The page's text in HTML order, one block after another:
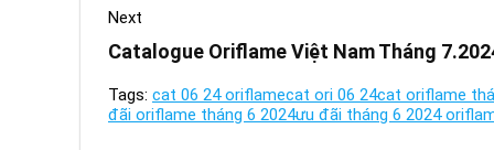
Next
Catalogue Oriflame Việt Nam Tháng
Tags: cat 06 24 oriflamecat ori 06 24cat oriflame
đãi oriflame tháng 6 2024ưu đãi tháng 6 2024